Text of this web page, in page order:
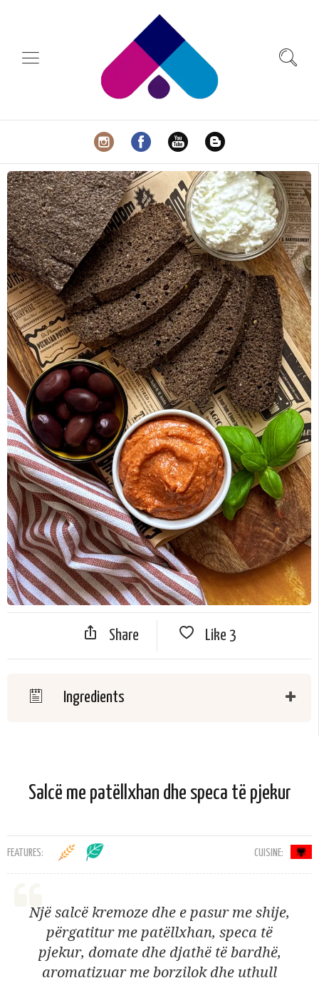
Share Like 3
Ingredients
Salcë me patëllxhan dhe speca të pjekur
FEATURES: CUISINE:
Një salcë kremoze dhe e pasur me shije,
përgatitur me patëllxhan, speca të
pjekur, domate dhe djathë të bardhë,
aromatizuar me borzilok dhe uthull